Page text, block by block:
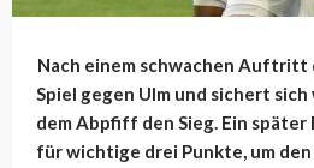
Nach einem schwachen Auftritt
Spiel gegen Ulm und sichert
dem Abpfiff den Sieg. Ein
für wichtige drei Punkte, um